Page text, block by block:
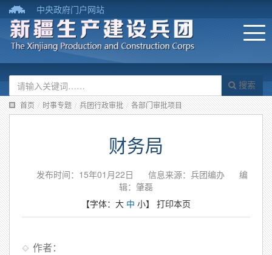
中央政府门户网站
搜索
首页 / 时事专题 / 兵团行政审批 / 各部门审批项目
财务局
发布时间：15年01月22日 信息来源：兵团编办
编
辑：肇磊
【字体： 大 中 小】 打印本页
作者：